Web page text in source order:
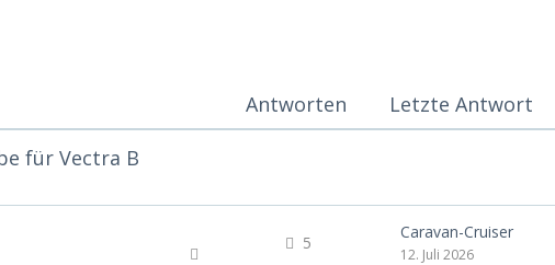
Antworten Letzte Antwort
für Vectra B
5
Caravan-Cruiser
12. Juli 2026